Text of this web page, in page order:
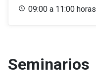
09:00 a 11:00 horas
Seminarios